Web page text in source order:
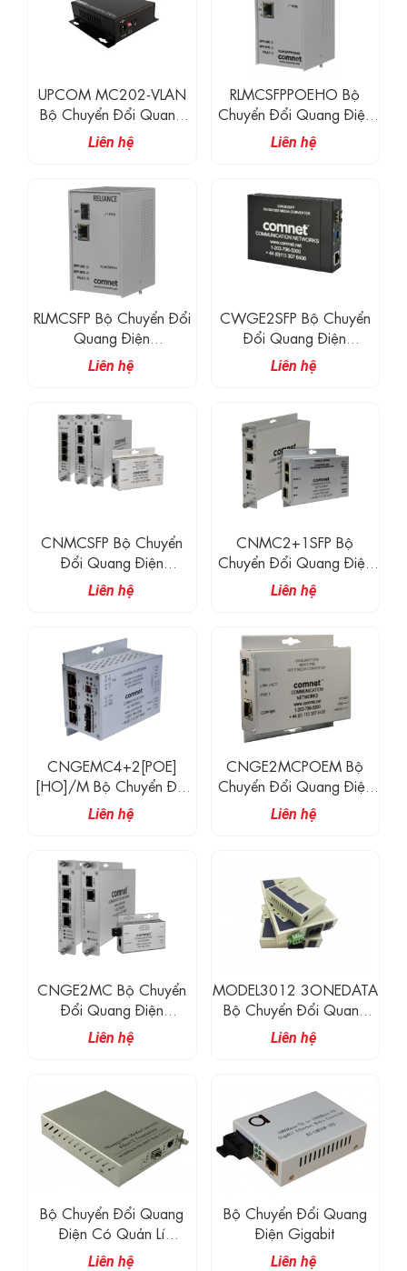
UPCOM MC202-VLAN
Bộ Chuyển Đổi Quang
Điện 2 Cổng
10/100/1000M Base-
+ Chức Năng VLAN
Liên hệ
RLMCSFPPOEHO Bộ
Chuyển Đổi Quang Điện
10/100/1000 Mbps Với
Universal PoE (PoE++, 60
Liên hệ
RLMCSFP Bộ Chuyển Đổi
Quang Điện
10/100/1000 Mbps
Liên hệ
CWGE2SFP Bộ Chuyển
Đổi Quang Điện
Commercial Grade
10/100/1000BASE-T(X)
Gigabit Ethernet
Liên hệ
CNMCSFP Bộ Chuyển
Đổi Quang Điện
10/100/1000 Mbps
Ethernet Hỗ Trợ 100FX Và
Chọn Qua Ethernet (PoE)
Liên hệ
CNMC2+1SFP Bộ
Chuyển Đổi Quang Điện
2 Kênh 10/100/1000
Mbps Ethernet
Liên hệ
CNGEMC4+2[POE]
[HO]/M Bộ Chuyển Đổi
Quang Điện
10/100/1000 Mbps
Chọn
Liên hệ
CNGE2MCPOEM Bộ
Chuyển Đổi Quang Điện
2 Port 10/100/1000
Mbps Ethernet 2 Port +
Liên hệ
CNGE2MC Bộ Chuyển
Đổi Quang Điện
10/100/1000 Mbps
Ethernet
Liên hệ
MODEL3012 3ONEDATA
Bộ Chuyển Đổi Quang
Điện 1 Cổng Gigabit
Ethernet Và 1 Cổng
Liên hệ
Bộ Chuyển Đổi Quang
Điện Có Quản Lí
Standalone
Liên hệ
Bộ Chuyển Đổi Quang
Điện Gigabit
Liên hệ